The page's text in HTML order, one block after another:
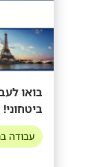
בואו
ביטחוני!
עבודה